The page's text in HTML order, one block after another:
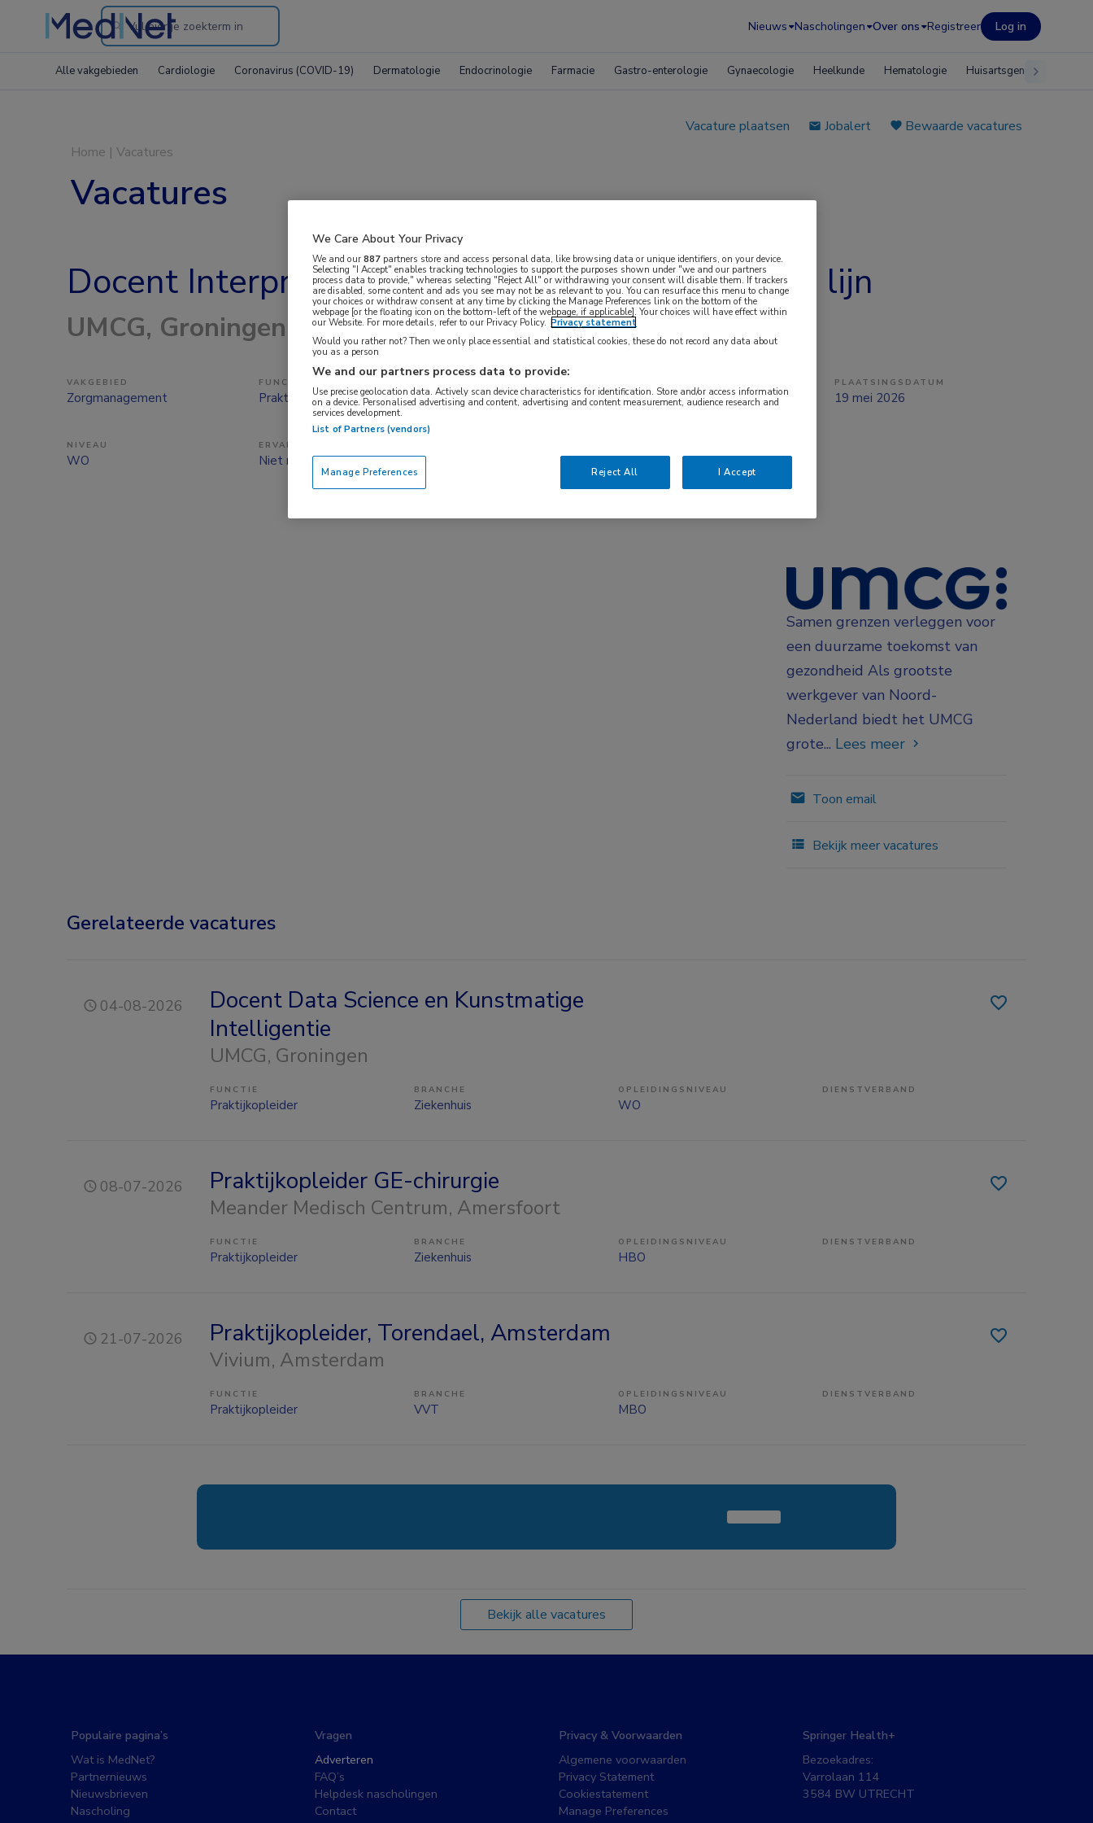
Search
the
Nieuws Nascholingen Over ons Registreer Log in
Alle vakgebieden Cardiologie Coronavirus (COVID-19) Dermatologie Endocrinologie Farmacie Gastro-enterologie Gynaecologie Heelkunde Hematologie Huisartsgeneeskunde
Vacature plaatsen Jobalert
Bewaarde vacatures
Home | Vacatures
Vacatures
Docent Interprofessioneel onderwijs in de eerste lijn
UMCG, Groningen
VAKGEBIED
Zorgmanagement
FUNCTIE
Praktijkopleider Ziekenhuis Tijdelijk met uitzicht op vast
PLAATSINGSDATUM
19 mei 2026
NIVEAU
WO
ERVARING
Niet nader bepaald
Samen grenzen verleggen voor
een duurzame toekomst van
gezondheid Als grootste
werkgever van Noord-
Nederland biedt het UMCG
grote... Lees meer
Toon email
Bekijk meer vacatures
Gerelateerde vacatures
04-08-2026
Docent Data Science en Kunstmatige
Intelligentie
UMCG, Groningen
FUNCTIE
Praktijkopleider
BRANCHE
Ziekenhuis
OPLEIDINGSNIVEAU
WO
DIENSTVERBAND
08-07-2026 Praktijkopleider GE-chirurgie
Meander Medisch Centrum, Amersfoort
FUNCTIE
Praktijkopleider
BRANCHE
Ziekenhuis
OPLEIDINGSNIVEAU
HBO
DIENSTVERBAND
21-07-2026 Praktijkopleider, Torendael, Amsterdam
Vivium, Amsterdam
FUNCTIE
Praktijkopleider
BRANCHE
VVT
OPLEIDINGSNIVEAU
MBO
DIENSTVERBAND
Bekijk alle vacatures
Populaire pagina’s
Wat is MedNet?
Partnernieuws
Nieuwsbrieven
Nascholing
Vragen
Adverteren
FAQ’s
Helpdesk nascholingen
Contact
Privacy & Voorwaarden
Algemene voorwaarden
Privacy Statement
Cookiestatement
Manage Preferences
Springer Health+
Bezoekadres:
Varrolaan 114
3584 BW UTRECHT
We Care About Your Privacy
We and our887 partners store and access personal data, like browsing data or unique identifiers, on your device.
Selecting "I Accept" enables tracking technologies to support the purposes shown under "we and our partners
process data to provide," whereas selecting "Reject All" or withdrawing your consent will disable them. If trackers
are disabled, some content and ads you see may not be as relevant to you. You can resurface this menu to change
your choices or withdraw consent at any time by clicking the Manage Preferences link on the bottom of the
webpage [or the floating icon on the bottom-left of the webpage, if applicable]. Your choices will have effect within
our Website. For more details, refer to our Privacy Policy. Privacy statement
Would you rather not? Then we only place essential and statistical cookies, these do not record any data about
you as a person
We and our partners process data to provide:
Use precise geolocation data. Actively scan device characteristics for identification. Store and/or access information
on a device. Personalised advertising and content, advertising and content measurement, audience research and
services development.
List of Partners (vendors)
Reject All I Accept
Manage Preferences